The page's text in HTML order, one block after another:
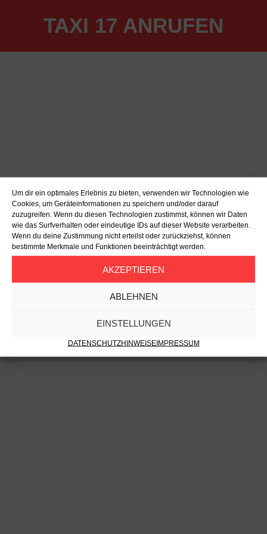
Um dir ein optimales Erlebnis zu bieten, verwenden wir Technologien wie
Cookies, um Geräteinformationen zu speichern und/oder darauf
zuzugreifen. Wenn du diesen Technologien zustimmst, können wir Daten
wie das Surfverhalten oder eindeutige IDs auf dieser Website verarbeiten.
Wenn du deine Zustimmung nicht erteilst oder zurückziehst, können
bestimmte Merkmale und Funktionen beeinträchtigt werden.
AKZEPTIEREN
ABLEHNEN
EINSTELLUNGEN
DATENSCHUTZHINWEISEIMPRESSUM
TAXI 17 ANRUFEN